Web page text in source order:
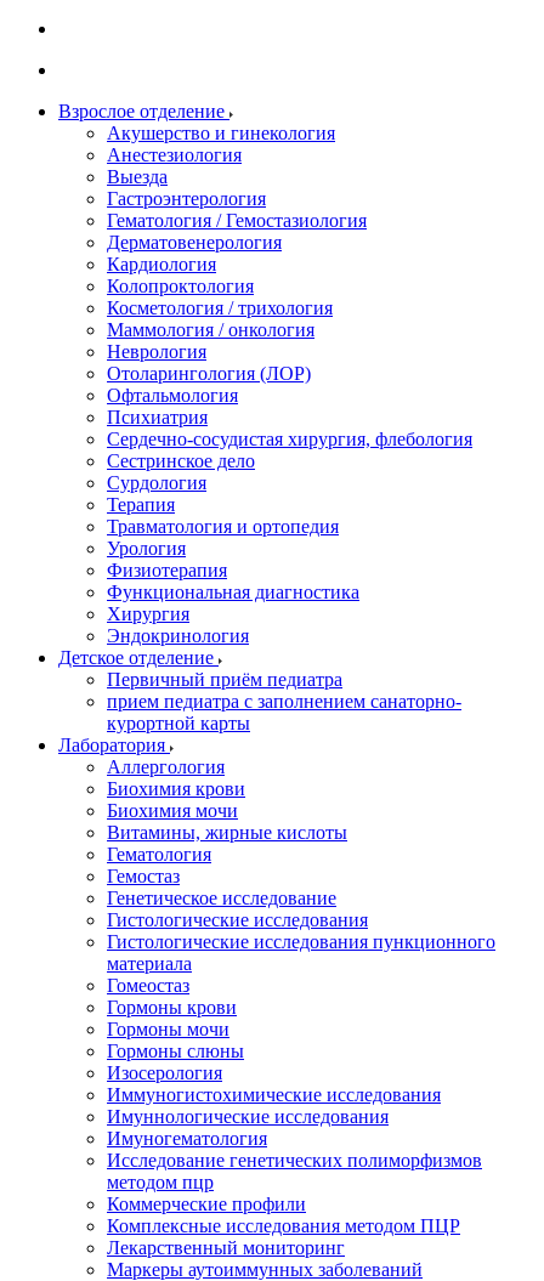
Взрослое отделение
Акушерство и гинекология
Анестезиология
Выезда
Гастроэнтерология
Гематология / Гемостазиология
Дерматовенерология
Кардиология
Колопроктология
Косметология / трихология
Маммология / онкология
Неврология
Отоларингология (ЛОР)
Офтальмология
Психиатрия
Сердечно-сосудистая хирургия, флебология
Сестринское дело
Сурдология
Терапия
Травматология и ортопедия
Урология
Физиотерапия
Функциональная диагностика
Хирургия
Эндокринология
Детское отделение
Первичный приём педиатра
прием педиатра с заполнением санаторно-
курортной карты
Лаборатория
Аллергология
Биохимия крови
Биохимия мочи
Витамины, жирные кислоты
Гематология
Гемостаз
Генетическое исследование
Гистологические исследования
Гистологические исследования пункционного
материала
Гомеостаз
Гормоны крови
Гормоны мочи
Гормоны слюны
Изосерология
Иммуногистохимические исследования
Имуннологические исследования
Имуногематология
Исследование генетических полиморфизмов
методом пцр
Коммерческие профили
Комплексные исследования методом ПЦР
Лекарственный мониторинг
Маркеры аутоиммунных заболеваний